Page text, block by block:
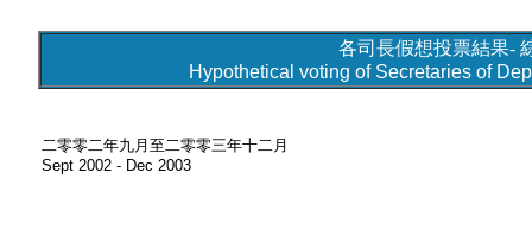
各司長假想投票結果-
Hypothetical voting of Secretaries of
二零零二年九月至二零零三年十二月
Sept 2002 - Dec 2003